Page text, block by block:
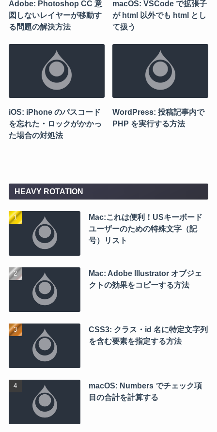
Adobe: Photoshop CC 意
図しないレイヤーが移動す
る問題の解決方法
macOS: VSCode で拡張子
が html 以外でも html とし
て扱う
iOS: iPhone のパスコード
を忘れた・ロックがかかっ
た場合の対処法
WordPress: 投稿記事内で
PHP を実行する方法
HEAVY ROTATION
Mac:これは便利！USキーボード
ユーザーのための特殊文字（記
号）リスト
Mac: Adobe Illustrator オブジェ
クトの効果をコピーする方法
CSS3: クラス・id 名に特定文字列
を含む要素を指定する方法
macOS: Numbers でチェック項
目の合計を計算する